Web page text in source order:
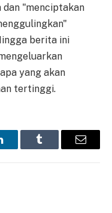
"menciptakan
berita ini
yang akan
tertinggi.
Tumblr Email